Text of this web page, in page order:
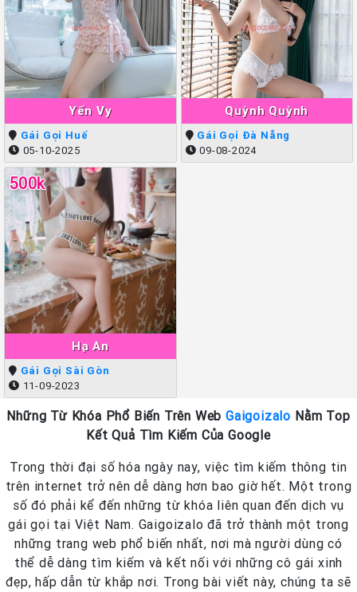
Yến Vy
Gái Gọi Huế
05-10-2025
Quỳnh Quỳnh
Gái Gọi Đà Nẵng
09-08-2024
Hạ An
500k
Gái Gọi Sài Gòn
11-09-2023
Những Từ Khóa Phổ Biến Trên WebGaigoizalo Nằm Top
Kết Quả Tìm Kiếm Của Google
Trong thời đại số hóa ngày nay, việc tìm kiếm thông tin
trên internet trở nên dễ dàng hơn bao giờ hết. Một trong
số đó phải kể đến những từ khóa liên quan đến dịch vụ
gái gọi tại Việt Nam. Gaigoizalo đã trở thành một trong
những trang web phổ biến nhất, nơi mà người dùng có
thể dễ dàng tìm kiếm và kết nối với những cô gái xinh
đẹp, hấp dẫn từ khắp nơi. Trong bài viết này, chúng ta sẽ